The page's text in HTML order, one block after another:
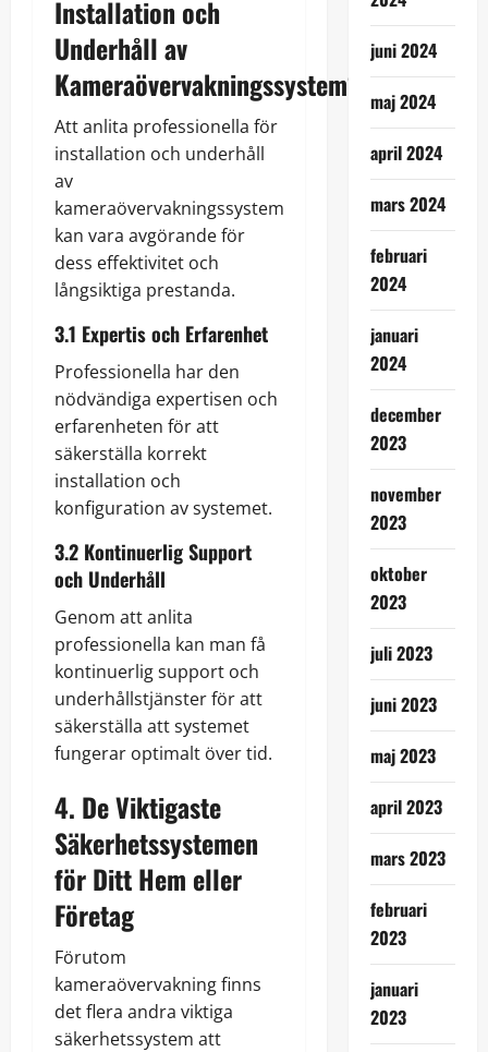
Installation och
Underhåll av
Kameraövervakningssystem?
Att anlita professionella för
installation och underhåll
av
kameraövervakningssystem
kan vara avgörande för
dess effektivitet och
långsiktiga prestanda.
3.1 Expertis och Erfarenhet
Professionella har den
nödvändiga expertisen och
erfarenheten för att
säkerställa korrekt
installation och
konfiguration av systemet.
3.2 Kontinuerlig Support
och Underhåll
Genom att anlita
professionella kan man få
kontinuerlig support och
underhållstjänster för att
säkerställa att systemet
fungerar optimalt över tid.
4. De Viktigaste
Säkerhetssystemen
för Ditt Hem eller
Företag
Förutom
kameraövervakning finns
det flera andra viktiga
säkerhetssystem att
juni 2024
maj 2024
april 2024
mars 2024
februari
2024
januari
2024
december
2023
november
2023
oktober
2023
juli 2023
juni 2023
maj 2023
april 2023
mars 2023
februari
2023
januari
2023